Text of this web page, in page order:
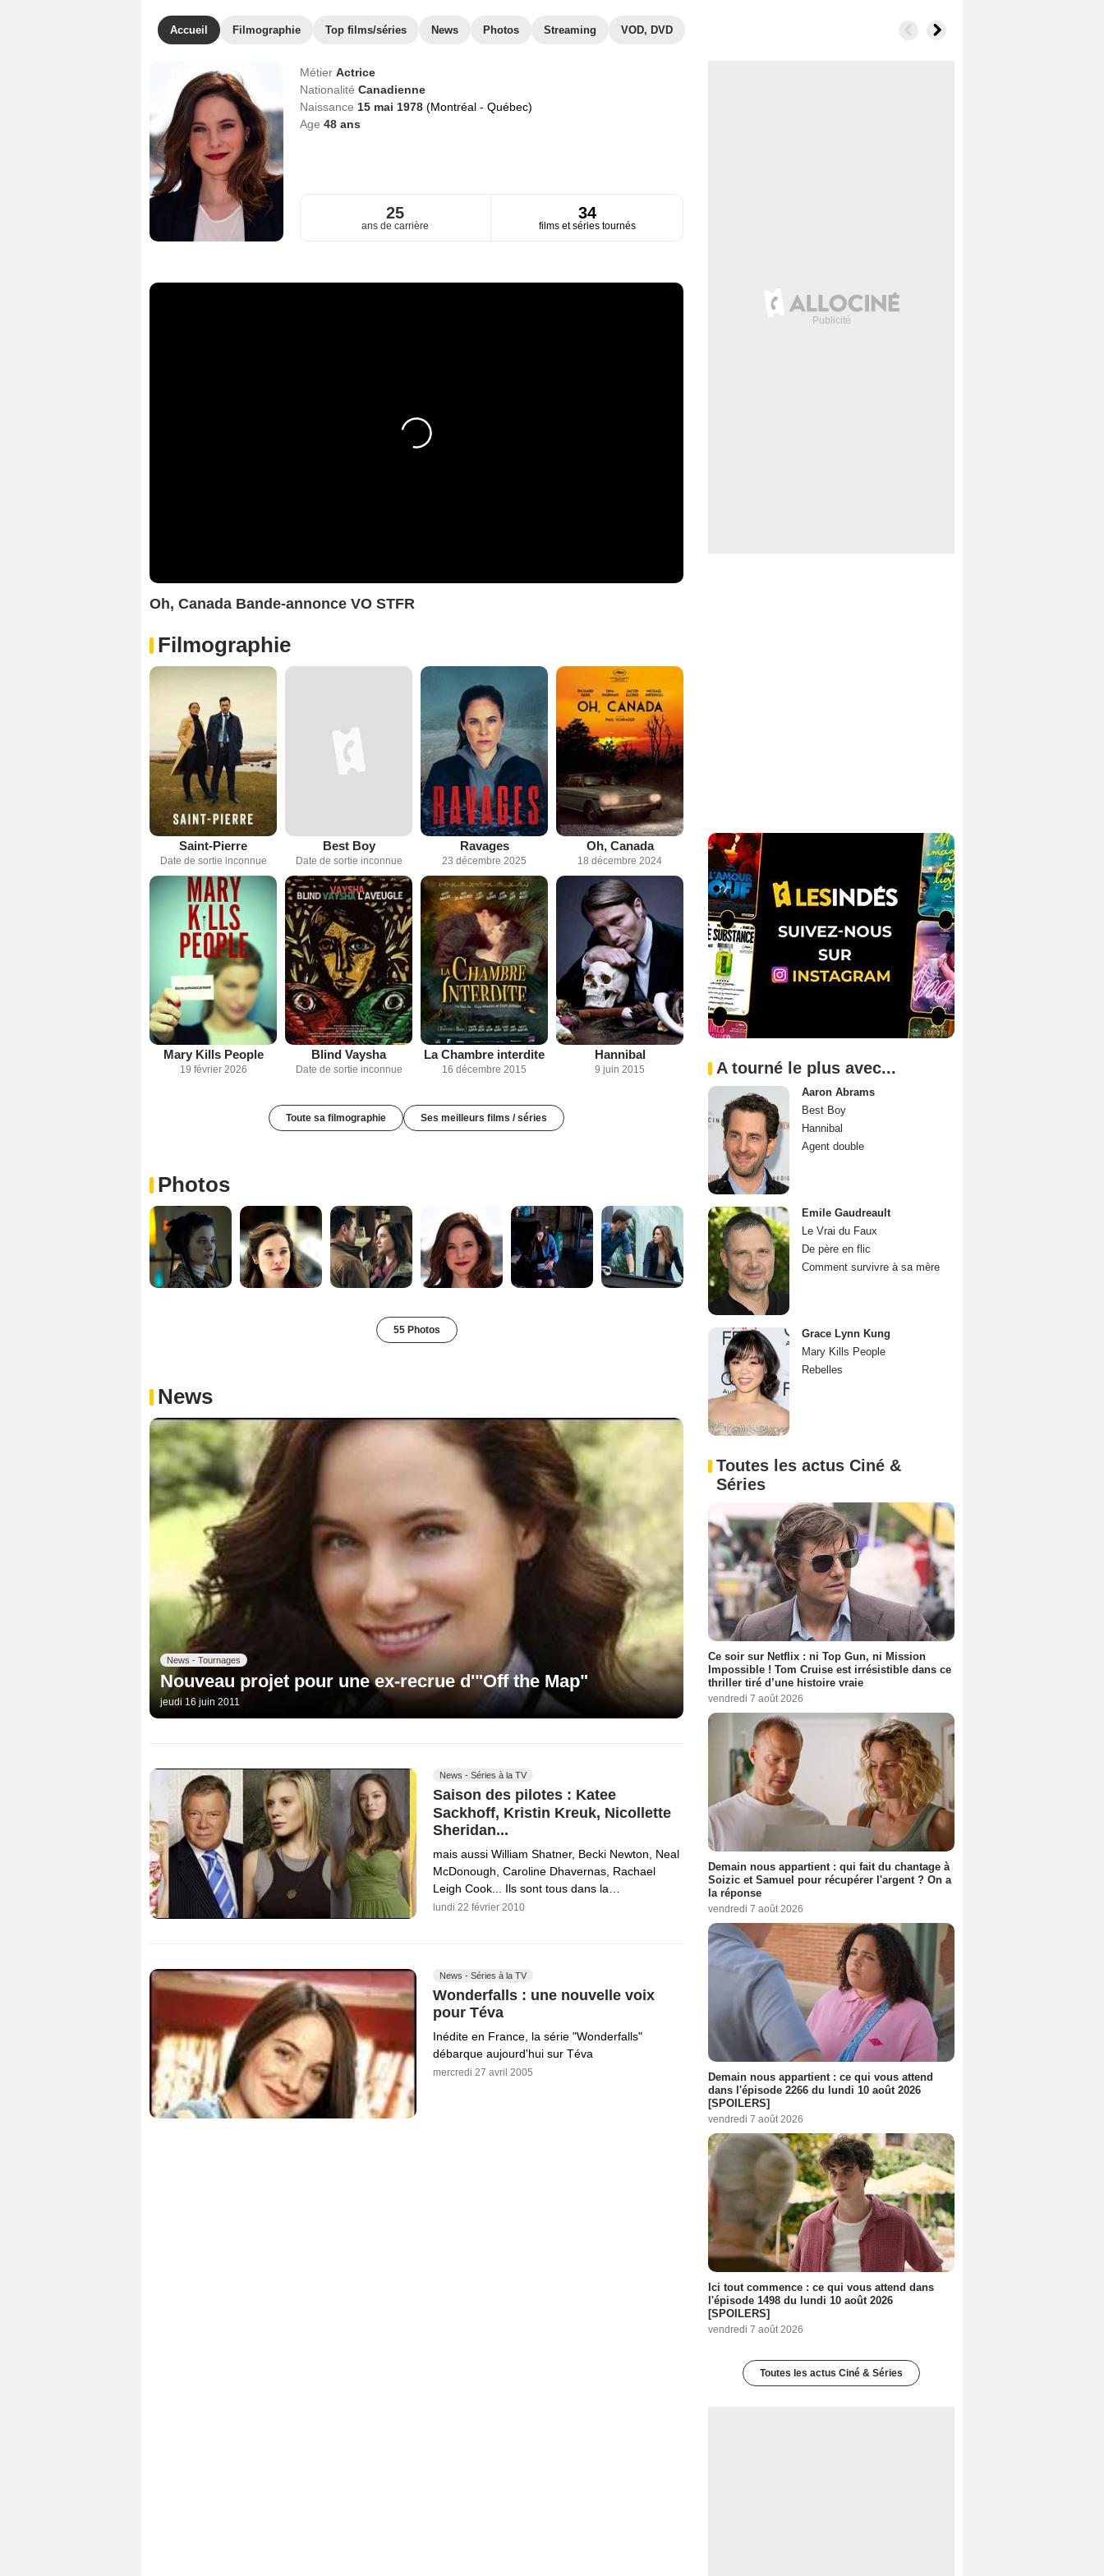
Accueil Filmographie Top films/séries News Photos Streaming VOD, DVD
Métier Actrice
Nationalité Canadienne
Naissance 15 mai 1978 (Montréal - Québec)
Age 48ans
25
ans de carrière
34
films et séries tournés
Oh, Canada Bande-annonce VO STFR
Filmographie
Saint-Pierre
Date de sortie inconnue
Best Boy
Date de sortie inconnue
Ravages
23 décembre 2025
Oh, Canada
18 décembre 2024
Mary Kills People
19 février 2026
Blind Vaysha
Date de sortie inconnue
La Chambre interdite
16 décembre 2015
Hannibal
9 juin 2015
Toute sa filmographie Ses meilleurs films / séries
Photos
55 Photos
News
News - Tournages
Nouveau projet pour une ex-recrue d'"Off the Map"
jeudi 16 juin 2011
News - Séries à la TV
Saison des pilotes : Katee
Sackhoff, Kristin Kreuk, Nicollette
Sheridan...
mais aussi William Shatner, Becki Newton, Neal
McDonough, Caroline Dhavernas, Rachael
Leigh Cook... Ils sont tous dans la…
lundi 22 février 2010
News - Séries à la TV
Wonderfalls : une nouvelle voix
pour Téva
Inédite en France, la série "Wonderfalls"
débarque aujourd'hui sur Téva
mercredi 27 avril 2005
A tourné le plus avec...
Aaron Abrams
Best Boy
Hannibal
Agent double
Emile Gaudreault
Le Vrai du Faux
De père en flic
Comment survivre à sa mère
Grace Lynn Kung
Mary Kills People
Rebelles
Toutes les actus Ciné &
Séries
Ce soir sur Netflix : ni Top Gun, ni Mission
Impossible ! Tom Cruise est irrésistible dans ce
thriller tiré d’une histoire vraie
vendredi 7 août 2026
Demain nous appartient : qui fait du chantage à
Soizic et Samuel pour récupérer l'argent ? On a
la réponse
vendredi 7 août 2026
Demain nous appartient : ce qui vous attend
dans l'épisode 2266 du lundi 10 août 2026
[SPOILERS]
vendredi 7 août 2026
Ici tout commence : ce qui vous attend dans
l'épisode 1498 du lundi 10 août 2026
[SPOILERS]
vendredi 7 août 2026
Toutes les actus Ciné & Séries